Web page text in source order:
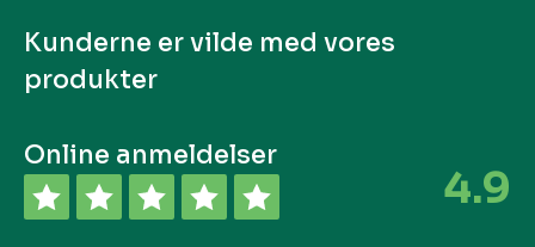
Kunderne er vilde med vores
produkter
Online anmeldelser
4.9